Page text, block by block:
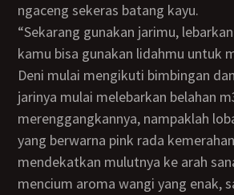
ngaceng sekeras batang kayu.
“Sekarang gunakan jarimu, lebarkan m3mek bibi..
kamu bisa gunakan lidahmu untuk
Deni mulai mengikuti bimbingan dan arahan bibinya,
jarinya mulai melebarkan belahan
merenggangkannya, nampaklah
yang berwarna pink rada
mendekatkan mulutnya ke arah
mencium aroma wangi yang enak,